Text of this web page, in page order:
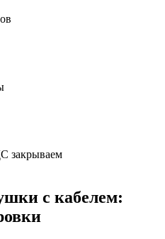
закрываем
с кабелем: